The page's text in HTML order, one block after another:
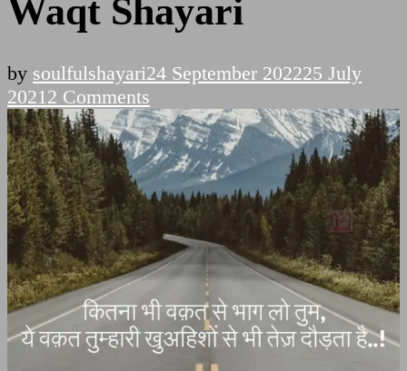
Waqt Shayari
by soulfulshayari24 September 202225 July
2021 2 Comments
Waqt
Shayari